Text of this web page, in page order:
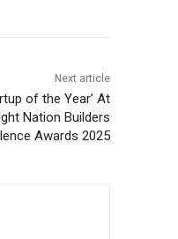
Next article
of the Year’ At
Nation Builders
Awards 2025